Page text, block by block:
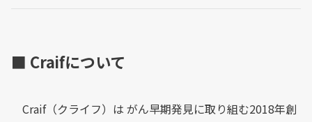
■ Craifについて
Craif（クライフ）は がん早期発見に取り組む2018年創